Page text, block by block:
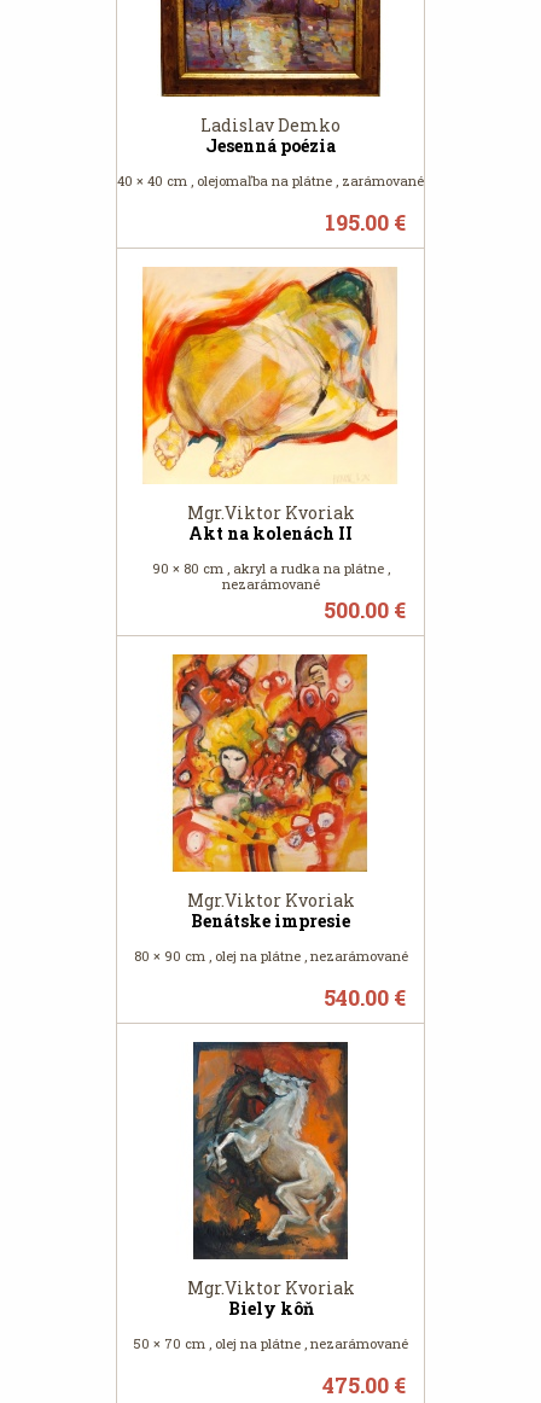
Ladislav Demko
Jesenná poézia
40 × 40 cm , olejomaľba na plátne , zarámované
195.00 €
Mgr.Viktor Kvoriak
Akt na kolenách II
90 × 80 cm , akryl a rudka na plátne ,
nezarámované
500.00 €
Mgr.Viktor Kvoriak
Benátske impresie
80 × 90 cm , olej na plátne , nezarámované
540.00 €
Mgr.Viktor Kvoriak
Biely kôň
50 × 70 cm , olej na plátne , nezarámované
475.00 €